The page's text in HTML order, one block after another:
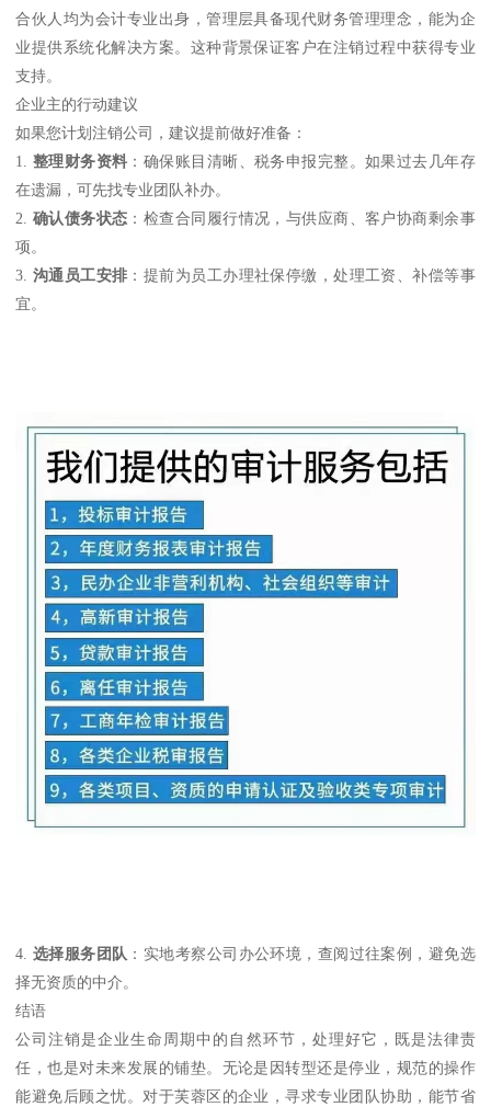
合伙人均为会计专业出身，管理层具备现代财务管理理念，能为企
业提供系统化解决方案。这种背景保证客户在注销过程中获得专业
支持。
企业主的行动建议
如果您计划注销公司，建议提前做好准备：
1. 整理财务资料 ：确保账目清晰、税务申报完整。如果过去几年存
在遗漏，可先找专业团队补办。
2. 确认债务状态 ：检查合同履行情况，与供应商、客户协商剩余事
项。
3. 沟通员工安排：提前为员工办理社保停缴，处理工资、补偿等事
宜。
4. 选择服务团队 ：实地考察公司办公环境，查阅过往案例，避免选
择无资质的中介。
结语
公司注销是企业生命周期中的自然环节，处理好它，既是法律责
任，也是对未来发展的铺垫。无论是因转型还是停业，规范的操作
能避免后顾之忧。对于芙蓉区的企业，寻求专业团队协助，能节省